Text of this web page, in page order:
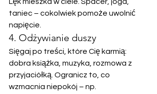
Lęk mieszka w ciele. Spacer, joga,
taniec – cokolwiek pomoże uwolnić
napięcie.
4. Odżywianie duszy
Sięgaj po treści, które Cię karmią:
dobra książka, muzyka, rozmowa z
przyjaciółką. Ogranicz to, co
wzmacnia niepokój – np.